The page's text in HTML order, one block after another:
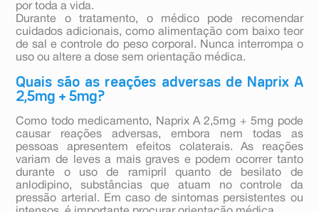
por toda a vida.
Durante o tratamento, o médico pode recomendar
cuidados adicionais, como alimentação com baixo teor
de sal e controle do peso corporal. Nunca interrompa o
uso ou altere a dose sem orientação médica.
Quais são as reações adversas de Naprix A
2,5mg + 5mg?
Como todo medicamento, Naprix A 2,5mg + 5mg pode
causar reações adversas, embora nem todas as
pessoas apresentem efeitos colaterais. As reações
variam de leves a mais graves e podem ocorrer tanto
durante o uso de ramipril quanto de besilato de
anlodipino, substâncias que atuam no controle da
pressão arterial. Em caso de sintomas persistentes ou